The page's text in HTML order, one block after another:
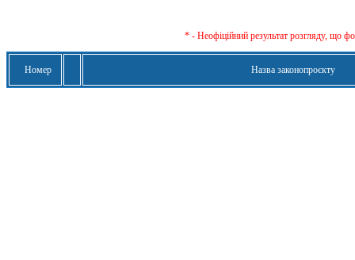
* - Неофіційний результат розгляду, що
Номер Назва законопроєкту